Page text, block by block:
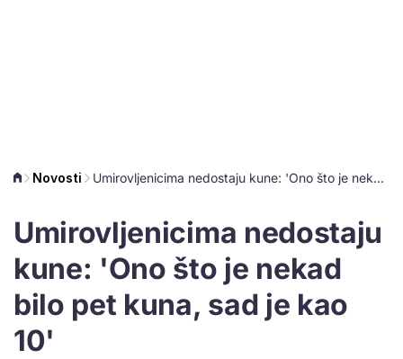
Novosti Umirovljenicima nedostaju kune: 'Ono što je nekad bilo pet kuna, sad je kao 10'
Umirovljenicima nedostaju
kune: 'Ono što je nekad
bilo pet kuna, sad je kao
10'